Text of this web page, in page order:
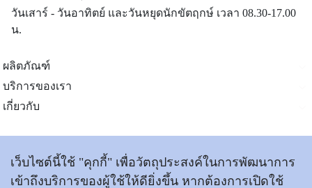
วันเสาร์ - วันอาทิตย์ และวันหยุดนักขัตฤกษ์ เวลา 08.30-17.00
น.
ผลิตภัณฑ์
บริการของเรา
เกี่ยวกับ
เว็บไซต์นี้ใช้ "คุกกี้" เพื่อวัตถุประสงค์ในการพัฒนาการ
เข้าถึงบริการของผู้ใช้ให้ดียิ่งขึ้น หากต้องการเปิดใช้